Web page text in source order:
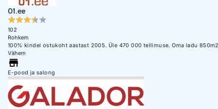
01.ee
102
Rohkem
100% kindel ostukoht aastast 2005. Üle 470 000 tellimuse. Oma ladu
Vähem
E-pood ja salong